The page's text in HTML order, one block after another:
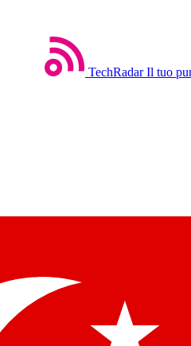
TechRadar Il tuo